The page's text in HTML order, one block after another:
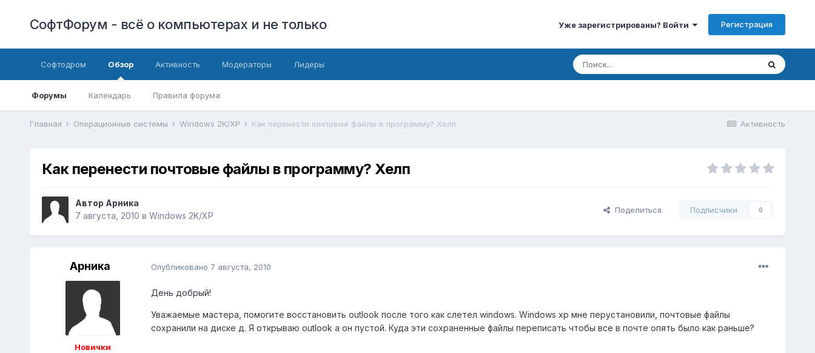
СофтФорум - всё о компьютерах и не только Уже зарегистрированы? Войти Регистрация
Софтодром Обзор
Форумы Календарь Правила форума
Активность Модераторы Лидеры
Активность
Главная Операционные системы Windows 2K/XP Как перенести почтовые файлы в программу? Хелп
Как перенести почтовые файлы в программу? Хелп
Автор Арника
7 августа, 2010 в Windows 2K/XP
Поделиться Подписчики 0
Арника
Новички
Опубликовано 7 августа, 2010
День добрый!
Уважаемые мастера, помогите восстановить outlook после того как слетел windows. Windows xp мне перустановили, почтовые файлы
сохранили на диске д. Я открываю outlook а он пустой. Куда эти сохраненные файлы переписать чтобы все в почте опять было как раньше?